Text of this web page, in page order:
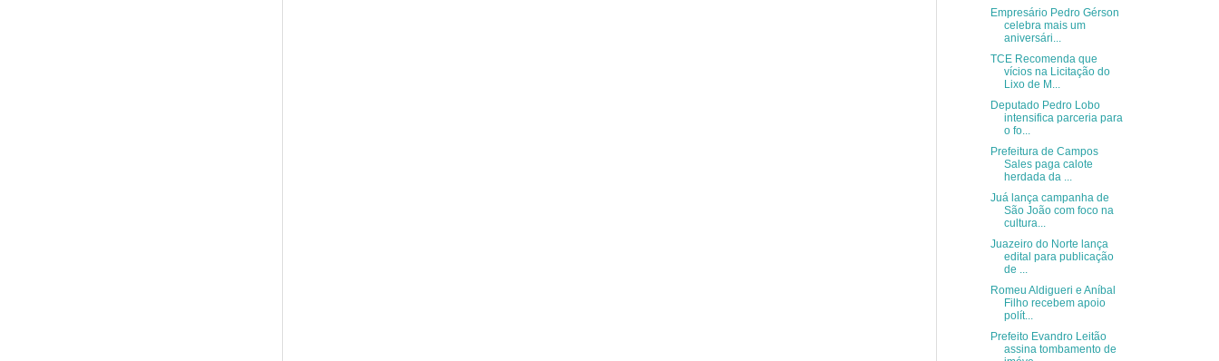
Empresário Pedro Gérson
celebra mais um
aniversári...
TCE Recomenda que
vícios na Licitação do
Lixo de M...
Deputado Pedro Lobo
intensifica parceria para
o fo...
Prefeitura de Campos
Sales paga calote
herdada da ...
Juá lança campanha de
São João com foco na
cultura...
Juazeiro do Norte lança
edital para publicação
de ...
Romeu Aldigueri e Aníbal
Filho recebem apoio
polít...
Prefeito Evandro Leitão
assina tombamento de